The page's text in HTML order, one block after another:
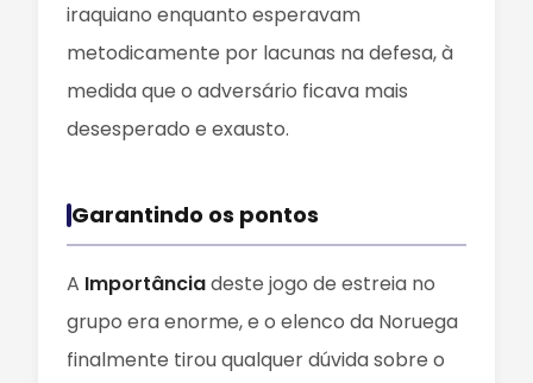
iraquiano enquanto esperavam
metodicamente por lacunas na defesa, à
medida que o adversário ficava mais
desesperado e exausto.
Garantindo os pontos
A Importânciadeste jogo de estreia no
grupo era enorme, e o elenco da Noruega
finalmente tirou qualquer dúvida sobre o